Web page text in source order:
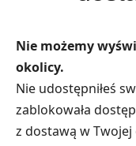
Nie możemy
okolicy.
Nie udostępniłeś
zablokowała
z dostawą w Twojej